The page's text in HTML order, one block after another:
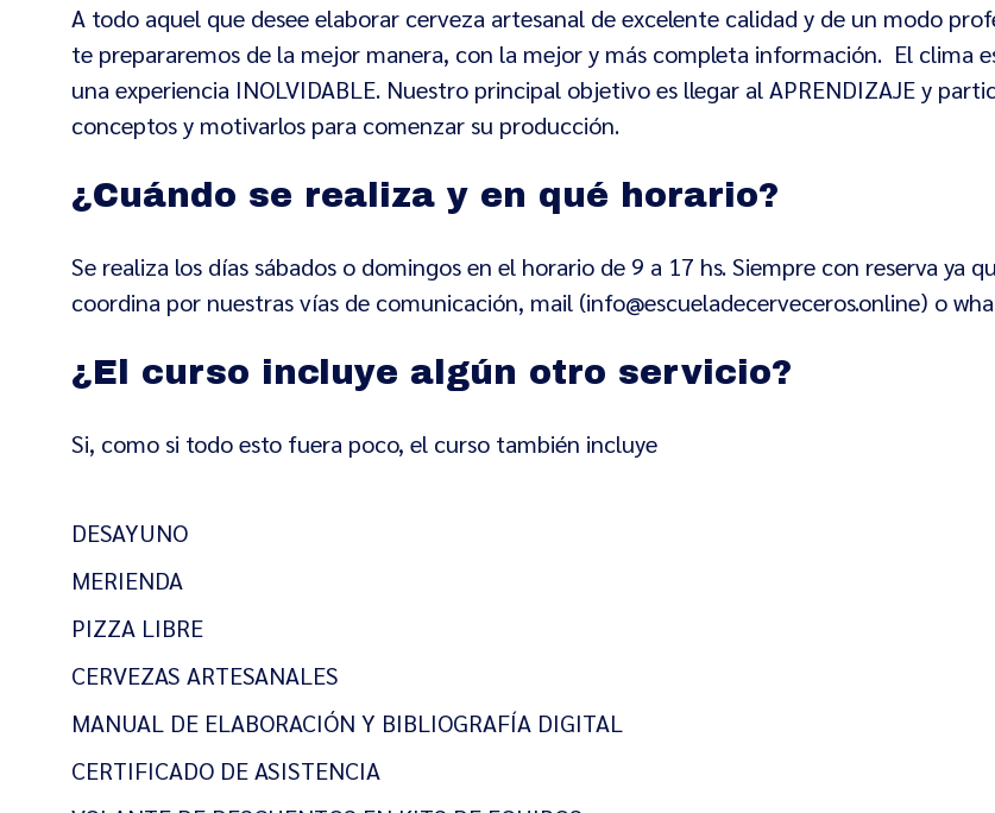
A todo aquel que desee elaborar cerveza artesanal de excelente calidad y de un modo
te prepararemos de la mejor manera, con la mejor y más completa información. El clima
una experiencia INOLVIDABLE. Nuestro principal objetivo es llegar al APRENDIZAJE y
conceptos y motivarlos para comenzar su producción.
¿Cuándo se realiza y en qué horario?
Se realiza los días sábados o domingos en el horario de 9 a 17 hs. Siempre con reserva ya
coordina por nuestras vías de comunicación, mail (info@escueladecerveceros.online) o
¿El curso incluye algún otro servicio?
Si, como si todo esto fuera poco, el curso también incluye
DESAYUNO
MERIENDA
PIZZA LIBRE
CERVEZAS ARTESANALES
MANUAL DE ELABORACIÓN Y BIBLIOGRAFÍA DIGITAL
CERTIFICADO DE ASISTENCIA